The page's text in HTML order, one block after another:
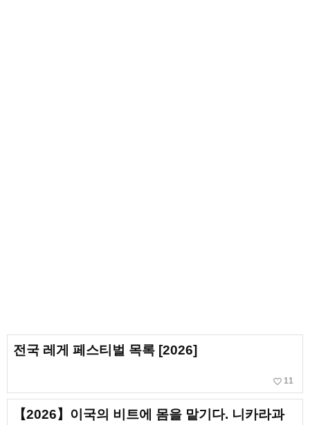
전국 레게 페스티벌 목록 [2026]
favorite_border 11
【2026】이국의 비트에 몸을 맡기다. 니카라과